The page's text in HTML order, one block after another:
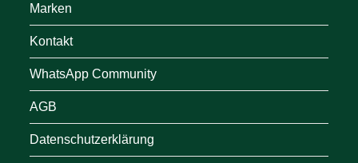
Marken
Kontakt
WhatsApp Community
AGB
Datenschutzerklärung